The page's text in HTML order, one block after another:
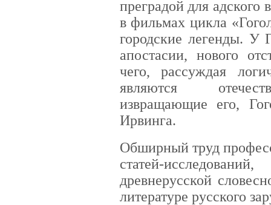
преградой для адского
в фильмах цикла
городские легенды. У
апостасии, нового
чего, рассуждая
являются
извращающие его,
Ирвинга.
Обширный труд
статей-
древнерусской
литературе русского